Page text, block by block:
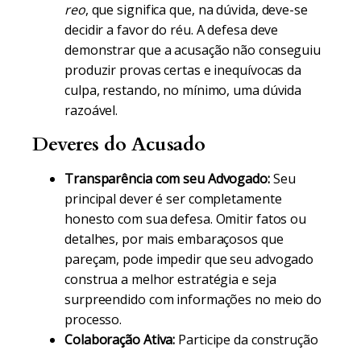
reo, que significa que, na dúvida, deve-se
decidir a favor do réu. A defesa deve
demonstrar que a acusação não conseguiu
produzir provas certas e inequívocas da
culpa, restando, no mínimo, uma dúvida
razoável.
Deveres do Acusado
Transparência com seu Advogado:Seu
principal dever é ser completamente
honesto com sua defesa. Omitir fatos ou
detalhes, por mais embaraçosos que
pareçam, pode impedir que seu advogado
construa a melhor estratégia e seja
surpreendido com informações no meio do
processo.
Colaboração Ativa: Participe da construção